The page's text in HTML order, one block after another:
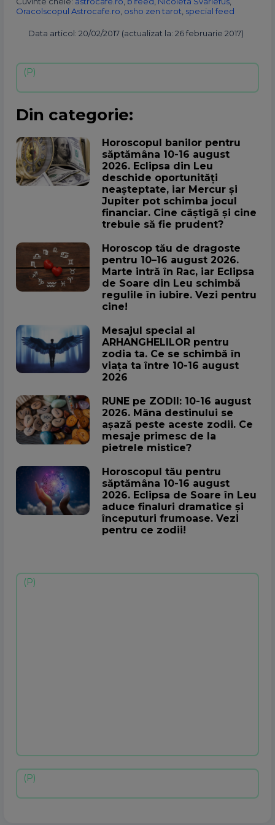
Oracolscopul Astrocafe.ro osho zen tarot special feed
Data articol: 20/02/2017 (actualizat la: 26 februarie 2017)
Din categorie:
Horoscopul banilor pentru
săptămâna 10-16 august
2026. Eclipsa din Leu
deschide oportunități
neașteptate, iar Mercur și
Jupiter pot schimba jocul
financiar. Cine câștigă și cine
trebuie să fie prudent?
Horoscop tău de dragoste
pentru 10–16 august 2026.
Marte intră în Rac, iar Eclipsa
de Soare din Leu schimbă
regulile în iubire. Vezi pentru
cine!
Mesajul special al
ARHANGHELILOR pentru
zodia ta. Ce se schimbă în
viața ta între 10-16 august
2026
RUNE pe ZODII: 10-16 august
2026. Mâna destinului se
așază peste aceste zodii. Ce
mesaje primesc de la
pietrele mistice?
Horoscopul tău pentru
săptămâna 10-16 august
2026. Eclipsa de Soare în Leu
aduce finaluri dramatice și
începuturi frumoase. Vezi
pentru ce zodii!